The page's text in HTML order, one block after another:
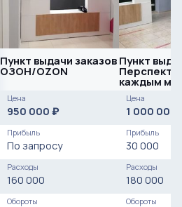
Пункт выдачи заказов
ОЗОН/OZON
Цена
950 000 ₽
Прибыль
По запросу
Расходы
160 000
Обороты
Пункт
каждым
Цена
1 000 000
Прибыль
30 000
Расходы
180 000
Обороты